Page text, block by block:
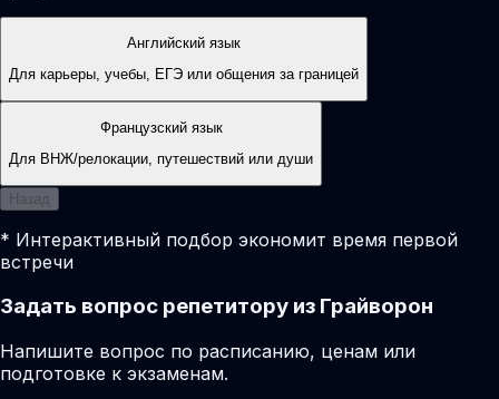
Английский язык
Для карьеры, учебы, ЕГЭ или общения за границей
Французский язык
Для ВНЖ/релокации, путешествий или души
Назад
* Интерактивный подбор экономит время первой
встречи
Задать вопрос репетитору из Грайворон
Напишите вопрос по расписанию, ценам или
подготовке к экзаменам.